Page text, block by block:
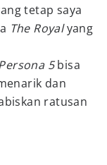
tetap saya
The Royalyang
5bisa
dan
ratusan